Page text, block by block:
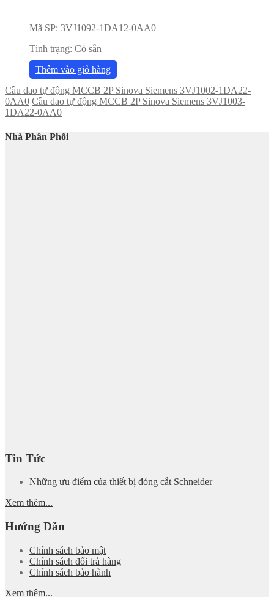
Mã SP: 3VJ1092-1DA12-0AA0
Tình trạng: Có sẵn
Thêm vào giỏ hàng
Cầu dao tự động MCCB 2P Sinova Siemens 3VJ1002-1DA22-
0AA0 Cầu dao tự động MCCB 2P Sinova Siemens 3VJ1003-
1DA22-0AA0
Nhà Phân Phối
Tin Tức
Những ưu điểm của thiết bị đóng cắt Schneider
Xem thêm...
Hướng Dẫn
Chính sách bảo mật
Chính sách đổi trả hàng
Chính sách bảo hành
Xem thêm...